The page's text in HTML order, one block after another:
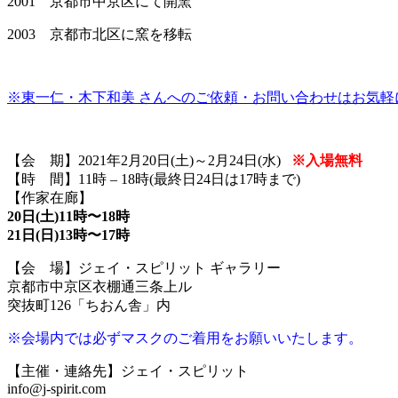
2003 京都市北区に窯を移転
※東一仁・木下和美 さんへのご依頼・お問い合わせはお気軽
【会 期】2021年2月20日(土)～2月24日(水)
※入場無料
【時 間】11時 – 18時(最終日24日は17時まで)
【作家在廊】
20日(土)11時〜18時
21日(日)13時〜17時
【会 場】ジェイ・スピリット ギャラリー
京都市中京区衣棚通三条上ル
突抜町126「ちおん舎」内
※会場内では必ずマスクのご着用をお願いいたします。
【主催・連絡先】ジェイ・スピリット
info@j-spirit.com